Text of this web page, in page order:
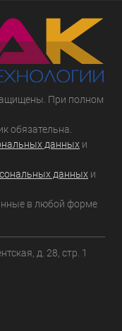
При полном
обязательна.
данных и
данных и
в любой форме
д. 28, стр. 1